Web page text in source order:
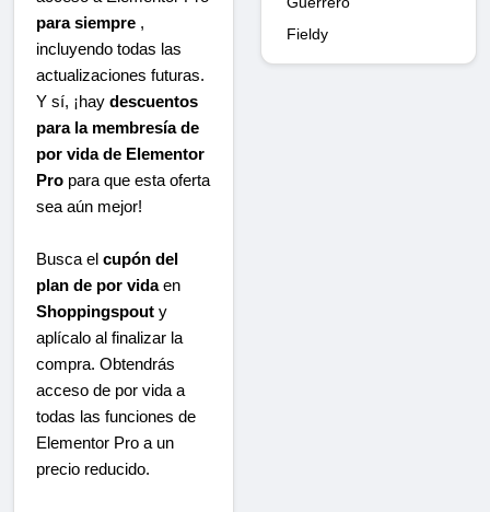
para siempre ,
incluyendo todas las
actualizaciones futuras.
Y sí, ¡hay descuentos
para la membresía de
por vida de Elementor
Pro para que esta oferta
sea aún mejor!
Busca el cupón del
plan de por vidaen
Shoppingspout y
aplícalo al finalizar la
compra. Obtendrás
acceso de por vida a
todas las funciones de
Elementor Pro a un
precio reducido.
Fieldy